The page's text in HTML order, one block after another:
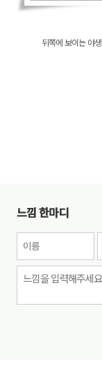
뒤쪽에 보이는 야
느낌 한마디